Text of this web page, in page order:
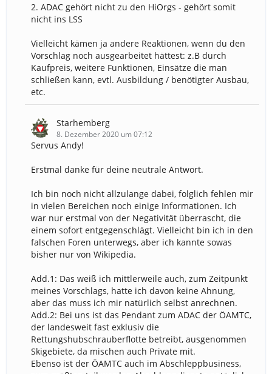
2. ADAC gehört nicht zu den HiOrgs - gehört somit
nicht ins LSS
Vielleicht kämen ja andere Reaktionen, wenn du den
Vorschlag noch ausgearbeitet hättest: z.B durch
Kaufpreis, weitere Funktionen, Einsätze die man
schließen kann, evtl. Ausbildung / benötigter Ausbau,
etc.
Starhemberg
8. Dezember 2020 um 07:12
Servus Andy!
Erstmal danke für deine neutrale Antwort.
Ich bin noch nicht allzulange dabei, folglich fehlen mir
in vielen Bereichen noch einige Informationen. Ich
war nur erstmal von der Negativität überrascht, die
einem sofort entgegenschlägt. Vielleicht bin ich in den
falschen Foren unterwegs, aber ich kannte sowas
bisher nur von Wikipedia.
Add.1: Das weiß ich mittlerweile auch, zum Zeitpunkt
meines Vorschlags, hatte ich davon keine Ahnung,
aber das muss ich mir natürlich selbst anrechnen.
Add.2: Bei uns ist das Pendant zum ADAC der ÖAMTC,
der landesweit fast exklusiv die
Rettungshubschrauberflotte betreibt, ausgenommen
Skigebiete, da mischen auch Private mit.
Ebenso ist der ÖAMTC auch im Abschleppbusiness,